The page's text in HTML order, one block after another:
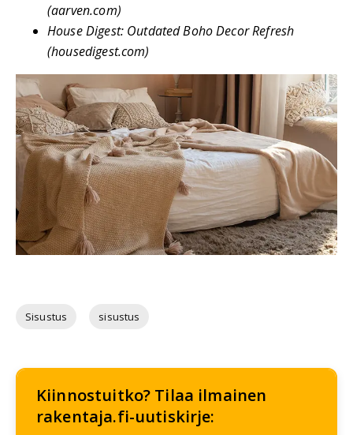
(aarven.com)
House Digest: Outdated Boho Decor Refresh
(housedigest.com)
Sisustus sisustus
Kiinnostuitko? Tilaa ilmainen
rakentaja.fi-uutiskirje: